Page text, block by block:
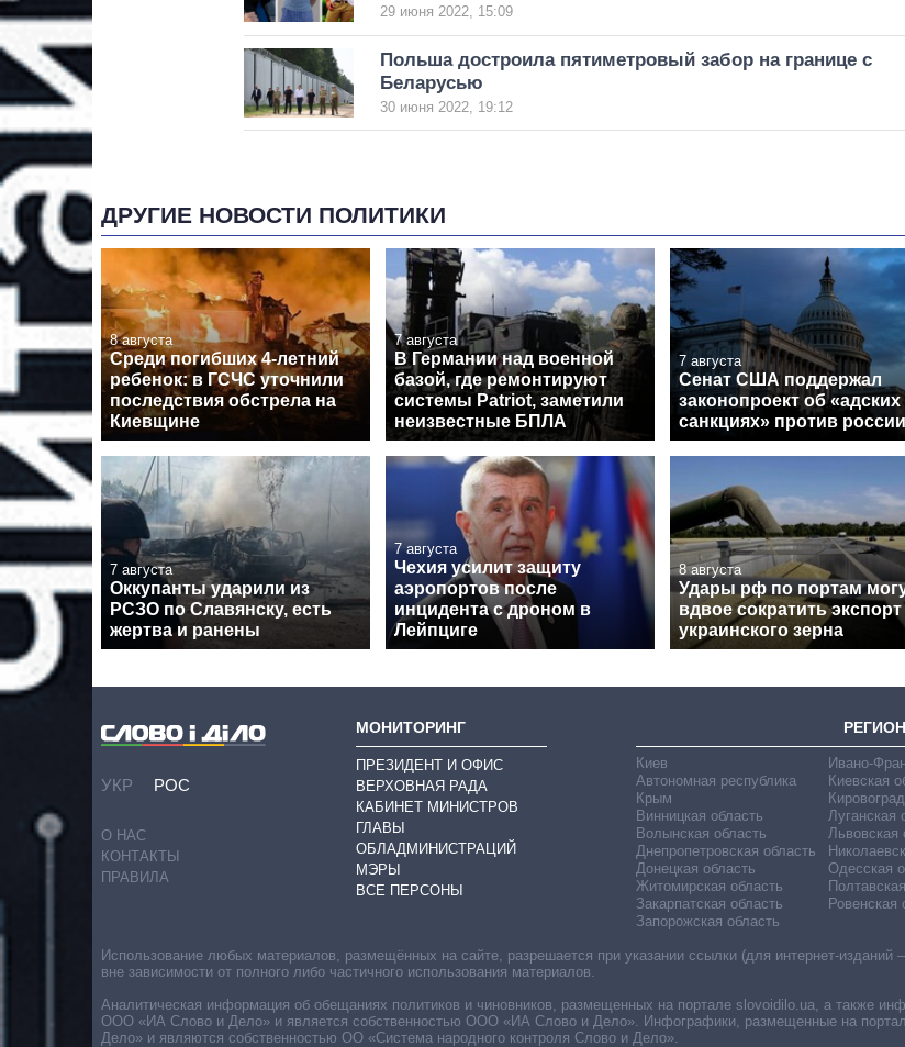
29 июня 2022, 15:09
Польша достроила пятиметровый забор на границе с
Беларусью
30 июня 2022, 19:12
ДРУГИЕ НОВОСТИ ПОЛИТИКИ
8 августа
Среди погибших 4-летний
ребенок: в ГСЧС уточнили
последствия обстрела на
Киевщине
7 августа
В Германии над военной
базой, где ремонтируют
системы Patriot, заметили
неизвестные БПЛА
7 августа
Сенат США поддержал
законопроект об «адских
санкциях» против россии
7 августа
Оккупанты ударили из
РСЗО по Славянску, есть
жертва и ранены
7 августа
Чехия усилит защиту
аэропортов после
инцидента с дроном в
Лейпциге
8 августа
Удары рф по портам
вдвое сократить экспорт
украинского зерна
УКР РОС
О НАС
КОНТАКТЫ
ПРАВИЛА
МОНИТОРИНГ
ПРЕЗИДЕНТ И ОФИС
ВЕРХОВНАЯ РАДА
КАБИНЕТ МИНИСТРОВ
ГЛАВЫ
ОБЛАДМИНИСТРАЦИЙ
МЭРЫ
ВСЕ ПЕРСОНЫ
Киев
Автономная республика
Крым
Винницкая область
Волынская область
Днепропетровская область
Донецкая область
Житомирская область
Закарпатская область
Запорожская область
Ивано-
Киевская
Луганская
Львовская
Одесская
Ровенская
Использование любых материалов, размещённых на сайте, разрешается при указании ссылки (для интернет-
вне зависимости от полного либо частичного использования материалов.
Аналитическая информация об обещаниях политиков и чиновников, размещенных на портале slovoidilo.ua, а также
ООО «ИА Слово и Дело» и является собственностью ООО «ИА Слово и Дело». Инфографики, размещенные на
Дело» и являются собственностью ОО «Система народного контроля Слово и Дело».